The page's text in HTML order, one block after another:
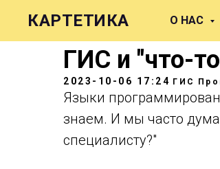
КАРТЕТИКА О НАС
ГИС и "что-
2023-10-06 17:24 ГИС
Языки
знаем. И мы часто
специалисту?"